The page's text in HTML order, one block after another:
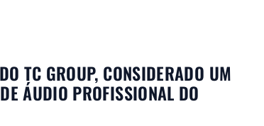
TC GROUP, CONSIDERADO UM
ÁUDIO PROFISSIONAL DO